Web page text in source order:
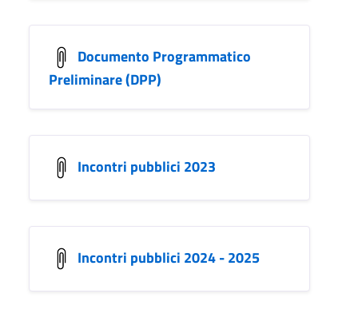
Documento Programmatico
Preliminare (DPP)
Incontri pubblici 2023
Incontri pubblici 2024 - 2025